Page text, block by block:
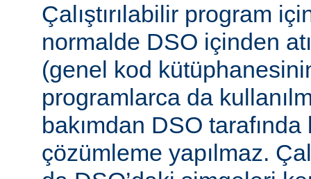
Çalıştırılabilir program
normalde DSO içinden
(genel kod
programlarca da
bakımdan DSO
çözümleme yapılmaz.